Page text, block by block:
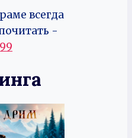
всегда
-